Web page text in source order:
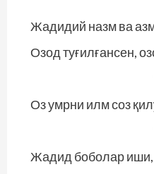
Жадидий назм ва
Озод туғилғансен,
Оз умрни илм соз
Жадид боболар иши,